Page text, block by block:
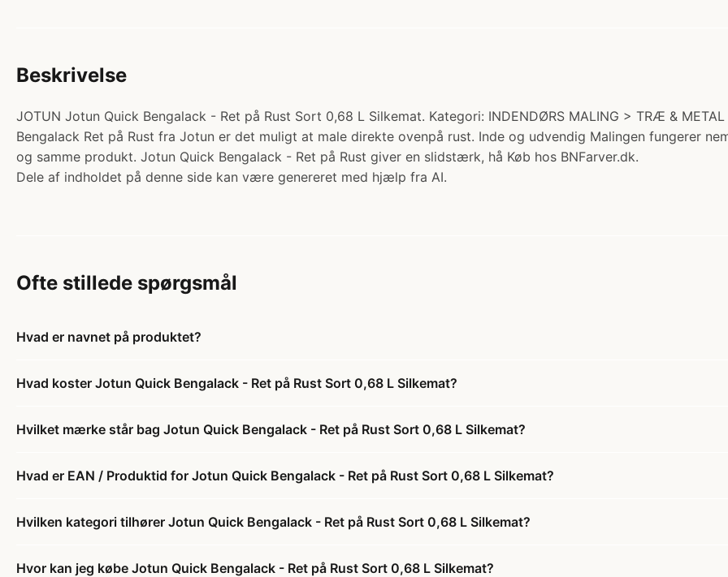
Beskrivelse
JOTUN Jotun Quick Bengalack - Ret på Rust Sort 0,68 L Silkemat. Kategori: INDENDØRS MALING > TRÆ &
Bengalack Ret på Rust fra Jotun er det muligt at male direkte ovenpå rust. Inde og udvendig Malingen fungerer
og samme produkt. Jotun Quick Bengalack - Ret på Rust giver en slidstærk, hå Køb hos BNFarver.dk.
Dele af indholdet på denne side kan være genereret med hjælp fra AI.
Ofte stillede spørgsmål
Hvad er navnet på produktet?
Hvad koster Jotun Quick Bengalack - Ret på Rust Sort 0,68 L Silkemat?
Hvilket mærke står bag Jotun Quick Bengalack - Ret på Rust Sort 0,68 L Silkemat?
Hvad er EAN / Produktid for Jotun Quick Bengalack - Ret på Rust Sort 0,68 L Silkemat?
Hvilken kategori tilhører Jotun Quick Bengalack - Ret på Rust Sort 0,68 L Silkemat?
Hvor kan jeg købe Jotun Quick Bengalack - Ret på Rust Sort 0,68 L Silkemat?